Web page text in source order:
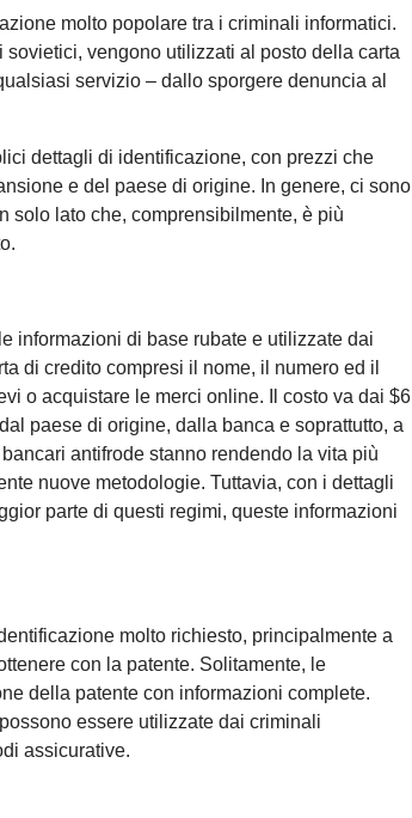
molto popolare tra i criminali informatici.
vengono utilizzati al posto della carta
servizio – dallo sporgere denuncia al
dettagli di identificazione, con prezzi che
e del paese di origine. In genere, ci sono
solo lato che, comprensibilmente, è più
informazioni di base rubate e utilizzate dai
di credito compresi il nome, il numero ed il
o acquistare le merci online. Il costo va dai $6
paese di origine, dalla banca e soprattutto, a
antifrode stanno rendendo la vita più
nuove metodologie. Tuttavia, con i dettagli
parte di questi regimi, queste informazioni
molto richiesto, principalmente a
con la patente. Solitamente, le
della patente con informazioni complete.
essere utilizzate dai criminali
assicurative.